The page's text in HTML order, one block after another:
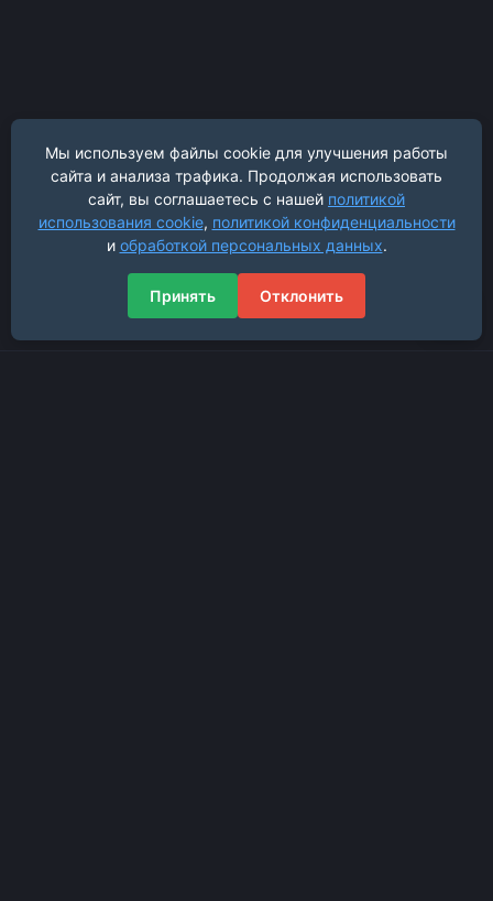
Мы используем файлы cookie для улучшения работы
сайта и анализа трафика. Продолжая использовать
сайт, вы соглашаетесь с нашей политикой
использования cookie, политикой конфиденциальности
и обработкой персональных данных.
Принять Отклонить